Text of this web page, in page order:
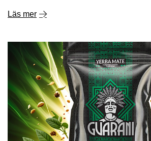
Läs mer